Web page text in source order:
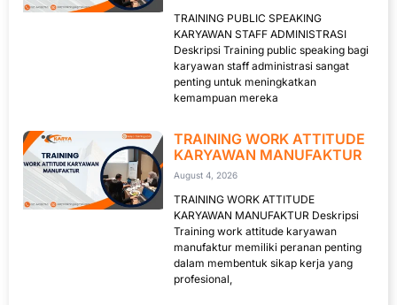
TRAINING PUBLIC SPEAKING
KARYAWAN STAFF ADMINISTRASI
Deskripsi Training public speaking bagi
karyawan staff administrasi sangat
penting untuk meningkatkan
kemampuan mereka
TRAINING WORK ATTITUDE
KARYAWAN MANUFAKTUR
August 4, 2026
TRAINING WORK ATTITUDE
KARYAWAN MANUFAKTUR Deskripsi
Training work attitude karyawan
manufaktur memiliki peranan penting
dalam membentuk sikap kerja yang
profesional,